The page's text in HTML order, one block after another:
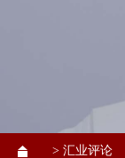
> 汇业评论